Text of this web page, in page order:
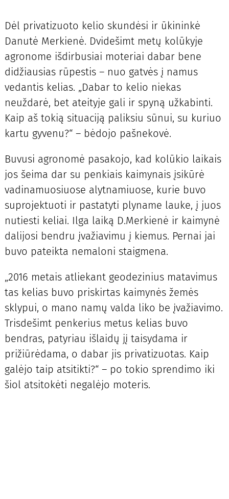
Dėl privatizuoto kelio skundėsi ir ūkininkė
Danutė Merkienė. Dvidešimt metų kolūkyje
agronome išdirbusiai moteriai dabar bene
didžiausias rūpestis – nuo gatvės į namus
vedantis kelias. „Dabar to kelio niekas
neuždarė, bet ateityje gali ir spyną užkabinti.
Kaip aš tokią situaciją paliksiu sūnui, su kuriuo
kartu gyvenu?“ – bėdojo pašnekovė.
Buvusi agronomė pasakojo, kad kolūkio laikais
jos šeima dar su penkiais kaimynais įsikūrė
vadinamuosiuose alytnamiuose, kurie buvo
suprojektuoti ir pastatyti plyname lauke, į juos
nutiesti keliai. Ilga laiką D.Merkienė ir kaimynė
dalijosi bendru įvažiavimu į kiemus. Pernai jai
buvo pateikta nemaloni staigmena.
„2016 metais atliekant geodezinius matavimus
tas kelias buvo priskirtas kaimynės žemės
sklypui, o mano namų valda liko be įvažiavimo.
Trisdešimt penkerius metus kelias buvo
bendras, patyriau išlaidų jį taisydama ir
prižiūrėdama, o dabar jis privatizuotas. Kaip
galėjo taip atsitikti?“ – po tokio sprendimo iki
šiol atsitokėti negalėjo moteris.